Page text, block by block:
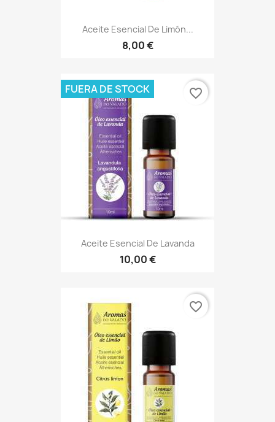
Aceite Esencial De Limón...
8,00 €
Aceite Esencial De Lavanda
10,00 €
FUERA DE STOCK favorite_border
favorite_border